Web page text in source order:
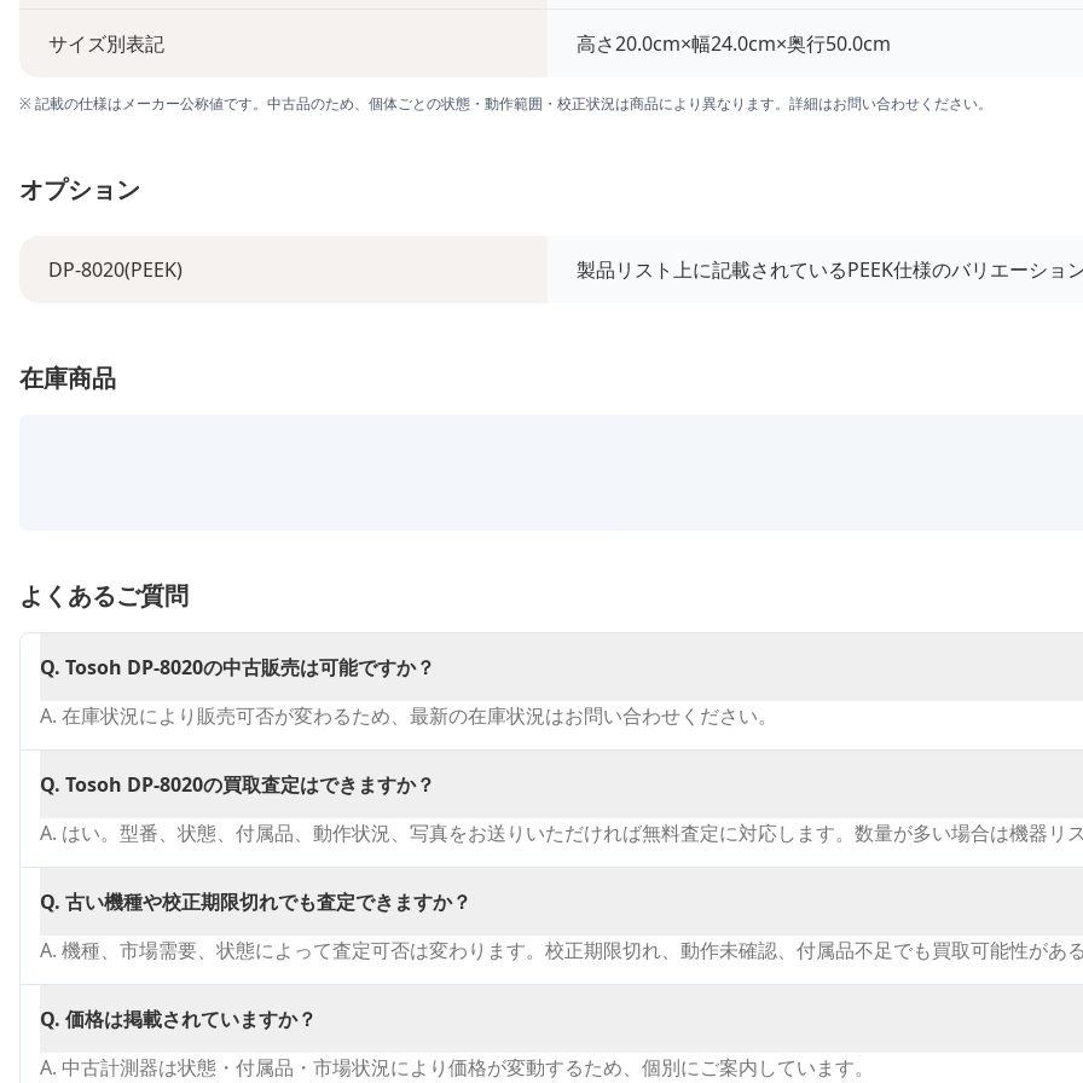
サイズ別表記 高さ20.0cm×幅24.0cm×奥行50.0cm
※ 記載の仕様はメーカー公称値です。中古品のため、個体ごとの状態・動作範囲・校正状況は商品により異なります。詳細はお問い合わせください。
オプション
DP-8020(PEEK) 製品リスト上に記載されているPEEK仕様のバリエーショ
在庫商品
よくあるご質問
Q. Tosoh DP-8020の中古販売は可能ですか？
A. 在庫状況により販売可否が変わるため、最新の在庫状況はお問い合わせください。
Q. Tosoh DP-8020の買取査定はできますか？
A. はい。型番、状態、付属品、動作状況、写真をお送りいただければ無料査定に対応します。数量が多い場合は機器リ
Q. 古い機種や校正期限切れでも査定できますか？
A. 機種、市場需要、状態によって査定可否は変わります。校正期限切れ、動作未確認、付属品不足でも買取可能性があ
Q. 価格は掲載されていますか？
A. 中古計測器は状態・付属品・市場状況により価格が変動するため、個別にご案内しています。